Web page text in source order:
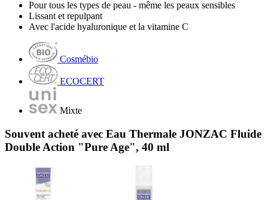
Pour tous les types de peau - même les peaux sensibles
Lissant et repulpant
Avec l'acide hyaluronique et la vitamine C
Cosmébio
ECOCERT
Mixte
Souvent acheté avec Eau Thermale JONZAC Fluide
Double Action "Pure Age", 40 ml